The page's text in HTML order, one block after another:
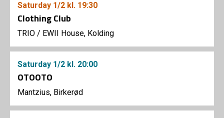
Saturday 1/2 kl. 19:30
Clothing Club
TRIO / EWII House, Kolding
Saturday 1/2 kl. 20:00
OTOOTO
Mantzius, Birkerød